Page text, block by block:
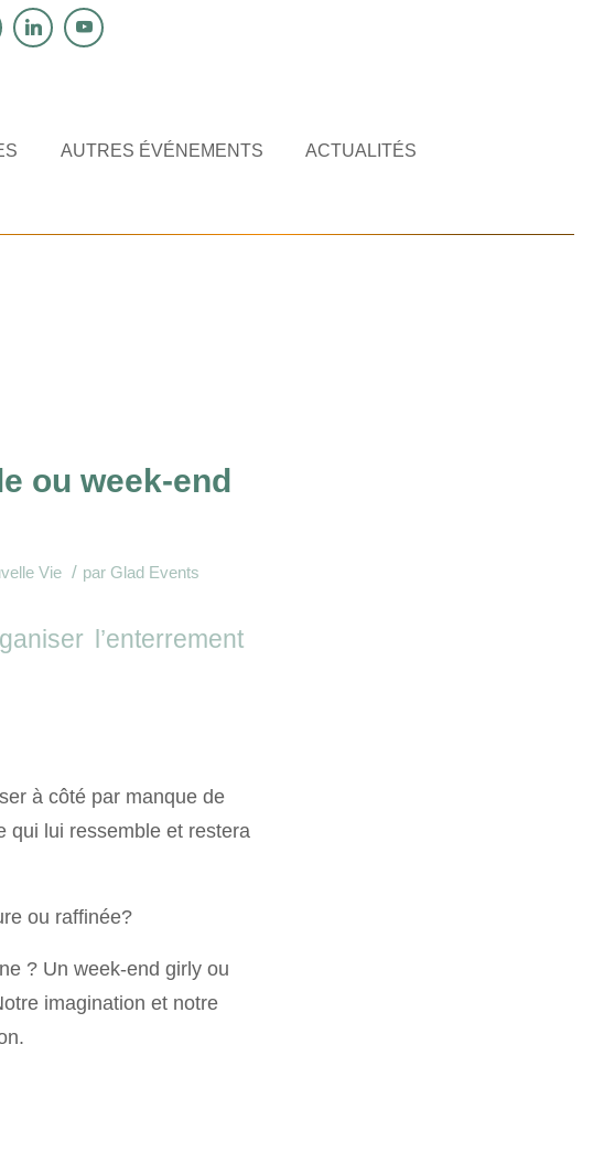
AUTRES ÉVÉNEMENTS ACTUALITÉS
ou week-end
Vie / par Glad Events
l’enterrement
à côté par manque de
qui lui ressemble et restera
ou raffinée?
? Un week-end girly ou
imagination et notre